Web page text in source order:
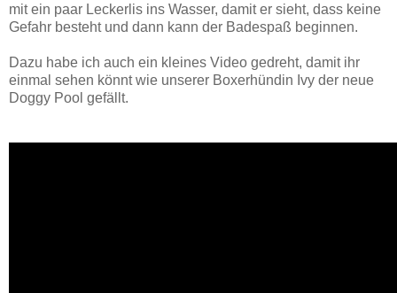
mit ein paar Leckerlis ins Wasser, damit er sieht, dass keine
Gefahr besteht und dann kann der Badespaß beginnen.
Dazu habe ich auch ein kleines Video gedreht, damit ihr
einmal sehen könnt wie unserer Boxerhündin Ivy der neue
Doggy Pool gefällt.